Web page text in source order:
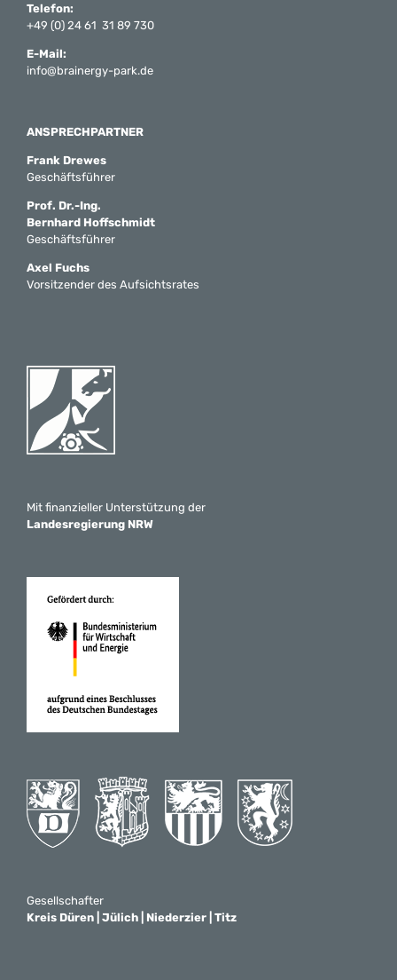
Telefon:
+49 (0) 24 61 31 89 730
E-Mail:
info@brainergy-park.de
ANSPRECHPARTNER
Frank Drewes
Geschäftsführer
Prof. Dr.-Ing.
Bernhard Hoffschmidt
Geschäftsführer
Axel Fuchs
Vorsitzender des Aufsichtsrates
Mit finanzieller Unterstützung der
Landesregierung NRW
Gesellschafter
Kreis Düren | Jülich | Niederzier | Titz